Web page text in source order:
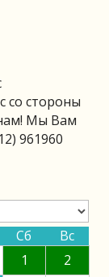
со стороны
Мы Вам
961960
Сб
Вс
1
2